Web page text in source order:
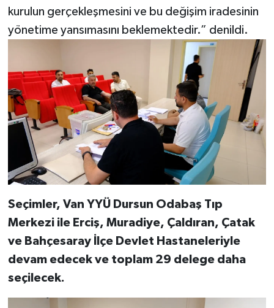
kurulun gerçekleşmesini ve bu değişim iradesinin
yönetime yansımasını beklemektedir.” denildi.
Seçimler, Van YYÜ Dursun Odabaş Tıp
Merkezi ile Erciş, Muradiye, Çaldıran, Çatak
ve Bahçesaray İlçe Devlet Hastaneleriyle
devam edecek ve toplam 29 delege daha
seçilecek.